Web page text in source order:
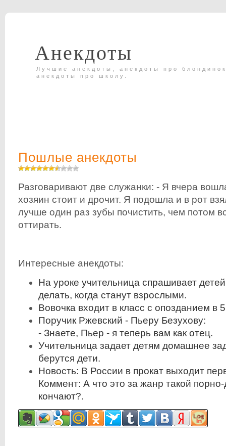
Анекдоты
Лучшие анекдоты, анекдоты про
анекдоты про школу.
Пошлые анекдоты
Разговаривают две служанки: - Я вчера
хозяин стоит и дрочит. Я подошла и в рот
лучше один раз зубы почистить, чем потом
оттирать.
Интересные анекдоты:
На уроке учительница спрашивает
делать, когда станут взрослыми.
Вовочка входит в класс с опозданием в
Поручик Ржевский - Пьеру Безухову:
- Знаете, Пьер - я теперь вам как отец.
Учительница задает детям домашнее
берутся дети.
Новость: В России в прокат выходит
Коммент: А что это за жанр такой
кончают?.